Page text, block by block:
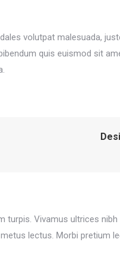
volutpat malesuada,
quis euismod sit
turpis. Vivamus ultrices
lectus. Morbi pretium